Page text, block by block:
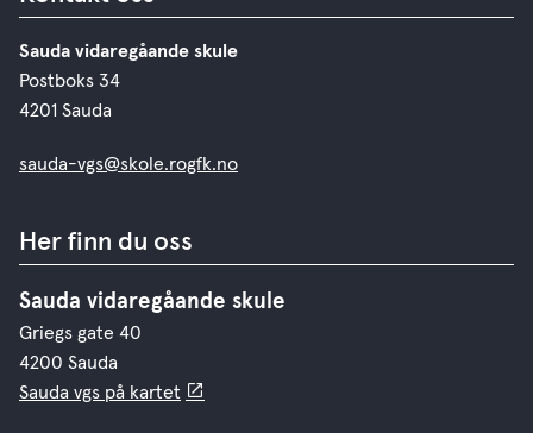
Sauda vidaregåande skule
Postboks 34
4201 Sauda
sauda-vgs@skole.rogfk.no
Her finn du oss
Sauda vidaregåande skule
Griegs gate 40
4200 Sauda
Sauda vgs på kartet